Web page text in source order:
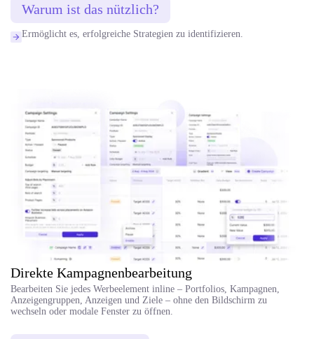
Warum ist das nützlich?
Ermöglicht es, erfolgreiche Strategien zu identifizieren.
Direkte Kampagnenbearbeitung
Bearbeiten Sie jedes Werbeelement inline – Portfolios, Kampagnen,
Anzeigengruppen, Anzeigen und Ziele – ohne den Bildschirm zu
wechseln oder modale Fenster zu öffnen.